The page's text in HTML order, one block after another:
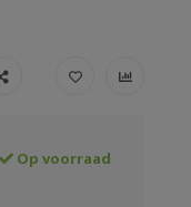
Op voorraad